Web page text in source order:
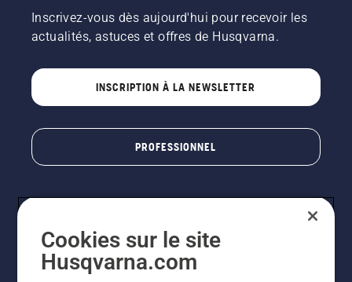
Inscrivez-vous dès aujourd'hui pour recevoir les
actualités, astuces et offres de Husqvarna.
INSCRIPTION À LA NEWSLETTER
PROFESSIONNEL
Cookies sur le site
Husqvarna.com